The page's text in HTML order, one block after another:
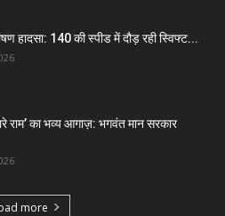
हादसा: 140 की स्पीड में दौड़ रही स्विफ्ट...
राम’ का भव्य आगाज़: भगवंत मान सरकार
more